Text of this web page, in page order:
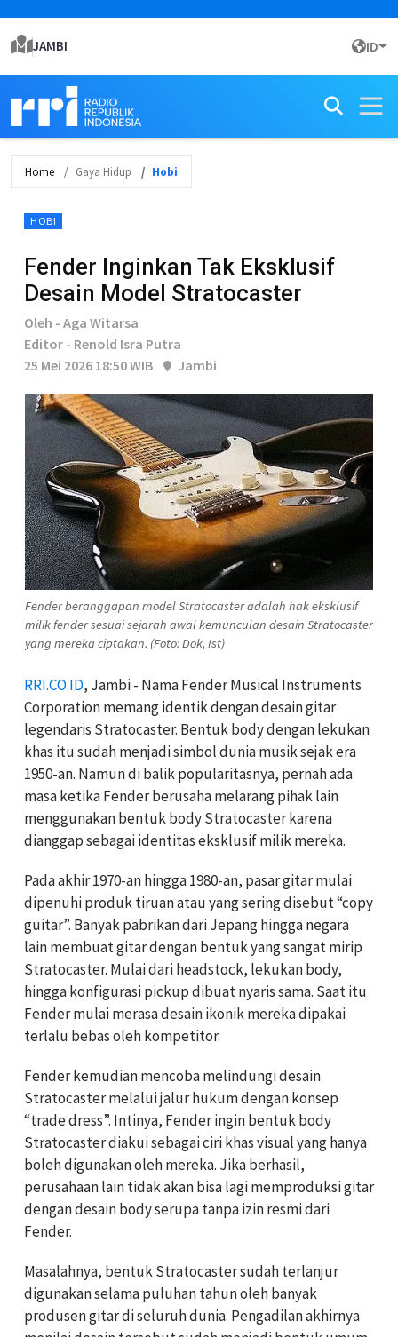
JAMBI ID
Home Gaya Hidup Hobi
HOBI
Fender Inginkan Tak Eksklusif
Desain Model Stratocaster
Oleh - Aga Witarsa
Editor - Renold Isra Putra
25 Mei 2026 18:50 WIB
Jambi
Fender beranggapan model Stratocaster adalah hak eksklusif
milik fender sesuai sejarah awal kemunculan desain Stratocaster
yang mereka ciptakan. (Foto: Dok, Ist)
RRI.CO.ID, Jambi - Nama Fender Musical Instruments
Corporation memang identik dengan desain gitar
legendaris Stratocaster. Bentuk body dengan lekukan
khas itu sudah menjadi simbol dunia musik sejak era
1950-an. Namun di balik popularitasnya, pernah ada
masa ketika Fender berusaha melarang pihak lain
menggunakan bentuk body Stratocaster karena
dianggap sebagai identitas eksklusif milik mereka.
Pada akhir 1970-an hingga 1980-an, pasar gitar mulai
dipenuhi produk tiruan atau yang sering disebut “copy
guitar”. Banyak pabrikan dari Jepang hingga negara
lain membuat gitar dengan bentuk yang sangat mirip
Stratocaster. Mulai dari headstock, lekukan body,
hingga konfigurasi pickup dibuat nyaris sama. Saat itu
Fender mulai merasa desain ikonik mereka dipakai
terlalu bebas oleh kompetitor.
Fender kemudian mencoba melindungi desain
Stratocaster melalui jalur hukum dengan konsep
“trade dress”. Intinya, Fender ingin bentuk body
Stratocaster diakui sebagai ciri khas visual yang hanya
boleh digunakan oleh mereka. Jika berhasil,
perusahaan lain tidak akan bisa lagi memproduksi gitar
dengan desain body serupa tanpa izin resmi dari
Fender.
Masalahnya, bentuk Stratocaster sudah terlanjur
digunakan selama puluhan tahun oleh banyak
produsen gitar di seluruh dunia. Pengadilan akhirnya